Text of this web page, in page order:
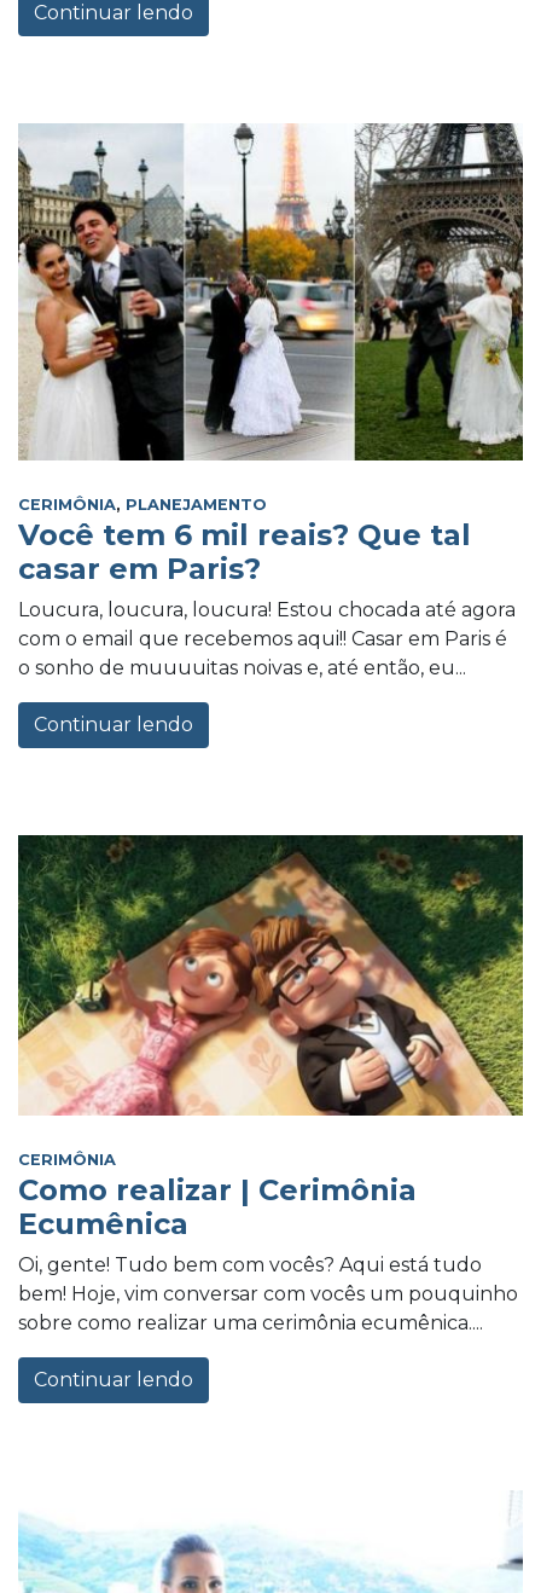
Continuar lendo
CERIMÔNIA, PLANEJAMENTO
Você tem 6 mil reais? Que tal
casar em Paris?
Loucura, loucura, loucura! Estou chocada até agora
com o email que recebemos aqui!! Casar em Paris é
o sonho de muuuuitas noivas e, até então, eu...
Continuar lendo
CERIMÔNIA
Como realizar | Cerimônia
Ecumênica
Oi, gente! Tudo bem com vocês? Aqui está tudo
bem! Hoje, vim conversar com vocês um pouquinho
sobre como realizar uma cerimônia ecumênica....
Continuar lendo